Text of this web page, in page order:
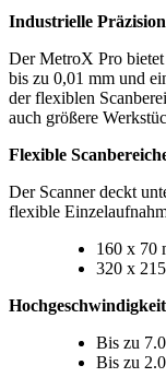
Industrielle Präzision
Der MetroX Pro
bis zu 0,01 mm und
der flexiblen
auch größere
Flexible
Der Scanner deckt
flexible
160 x 70
320 x
Bis zu
Bis zu